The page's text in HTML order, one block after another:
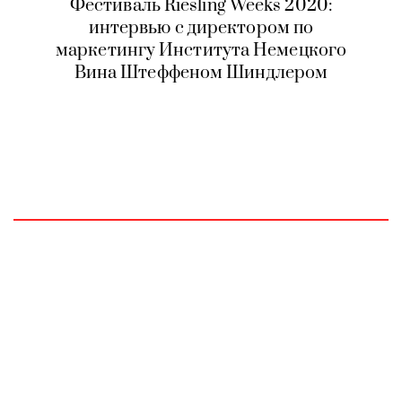
Фестиваль Riesling Weeks 2020:
интервью с директором по
маркетингу Института Немецкого
Вина Штеффеном Шиндлером